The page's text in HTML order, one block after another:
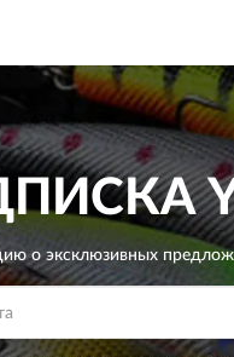
о эксклюзивных